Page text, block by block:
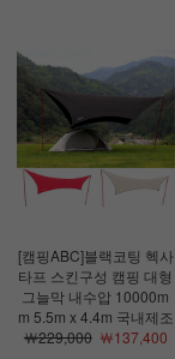
[캠핑ABC]블랙코팅 헥사
타프 스킨구성 캠핑 대형
그늘막 내수압 10000m
m 5.5m x 4.4m 국내제조
￦229,000￦137,400